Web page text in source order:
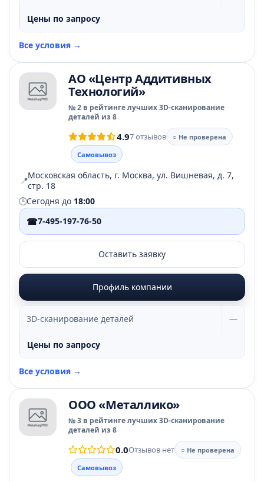
Цены по запросу
Все условия →
АО «Центр Аддитивных
Технологий»
№ 2 в рейтинге лучших 3D-сканирование
деталей из 8
4.97 отзывов
○ Не проверена
Самовывоз
📍Московская область, г. Москва, ул. Вишневая, д. 7,
стр. 18
🕒Сегодня до 18:00
☎7-495-197-76-50
Оставить заявку
Профиль компании
3D-сканирование деталей —
Цены по запросу
Все условия →
ООО «Металлико»
№ 3 в рейтинге лучших 3D-сканирование
деталей из 8
0.0Отзывов нет
○ Не проверена
Самовывоз